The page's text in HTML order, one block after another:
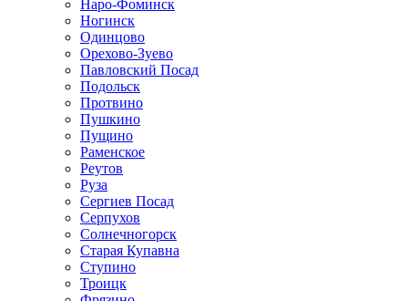
Наро-Фоминск
Ногинск
Одинцово
Орехово-Зуево
Павловский Посад
Подольск
Протвино
Пушкино
Пущино
Раменское
Реутов
Руза
Сергиев Посад
Серпухов
Солнечногорск
Старая Купавна
Ступино
Троицк